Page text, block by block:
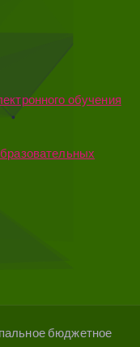
обучения
бюджетное